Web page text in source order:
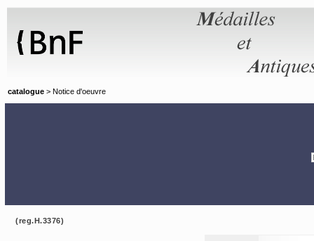
catalogue > Notice d'oeuvre
(reg.H.3376)